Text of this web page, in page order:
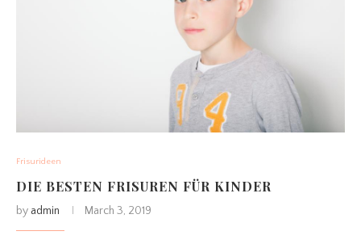
Frisurideen
DIE BESTEN FRISUREN FÜR KINDER
by admin March 3, 2019